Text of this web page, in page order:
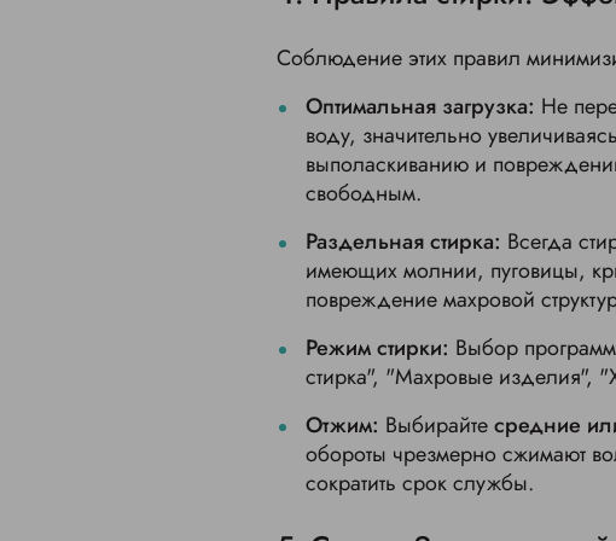
Соблюдение этих правил
Оптимальная загрузка: Не
воду, значительно
выполаскиванию и
свободным.
Раздельная стирка: Всегда
имеющих молнии, пуговицы,
повреждение махровой
Режим стирки: Выбор
стирка", "Махровые изделия",
Отжим: Выбирайтесредние
обороты чрезмерно сжимают
сократить срок службы.